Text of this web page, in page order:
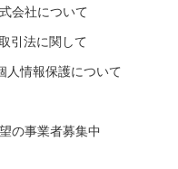
会社について
引法に関して
人情報保護について
の事業者募集中